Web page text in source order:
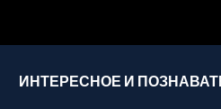
ИНТЕРЕСНОЕ И